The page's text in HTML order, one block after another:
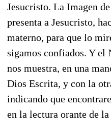
Jesucristo. La Imagen
presenta a Jesucristo,
materno, para que lo
sigamos confiados. Y el
nos muestra, en una
Dios Escrita, y con la
indicando que
en la lectura orante de